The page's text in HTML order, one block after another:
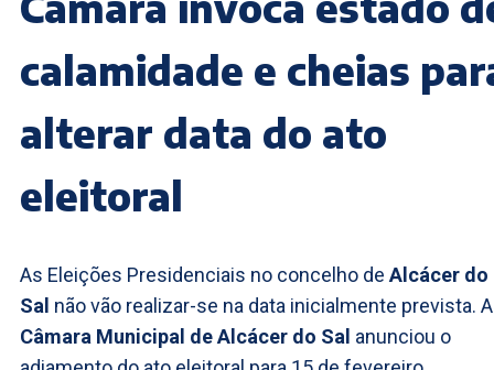
calamidade e cheias
alterar data do ato
eleitoral
As Eleições Presidenciais no concelho de Alcácer do
Sal não vão realizar-se na data inicialmente prevista. A
Câmara Municipal de Alcácer do Sal anunciou o